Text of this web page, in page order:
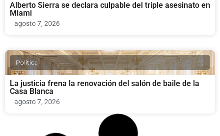
Alberto Sierra se declara culpable del triple asesinato en
Miami
agosto 7, 2026
Politica
La justicia frena la renovación del salón de baile de la
Casa Blanca
agosto 7, 2026